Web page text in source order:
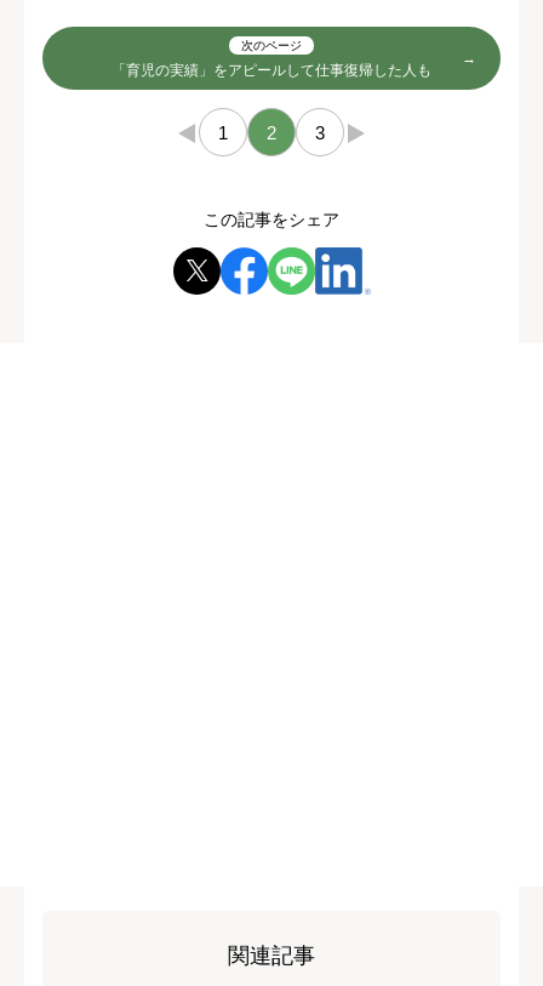
次のページ
「育児の実績」をアピールして仕事復帰した人も
← 1 2 3 →
この記事をシェア
関連記事